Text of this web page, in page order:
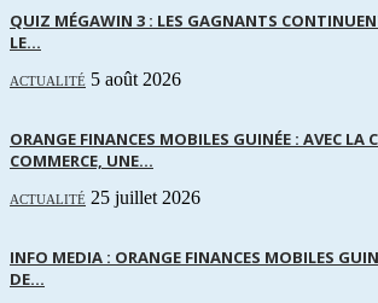
QUIZ MÉGAWIN 3 : LES GAGNANTS
LE...
ACTUALITÉ 5 août 2026
ORANGE FINANCES MOBILES GUINÉE : AVEC LA
COMMERCE, UNE...
ACTUALITÉ 25 juillet 2026
INFO MEDIA : ORANGE FINANCES MOBILES
DE...